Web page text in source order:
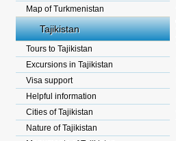
Map of Turkmenistan
Tajikistan
Tours to Tajikistan
Excursions in Tajikistan
Visa support
Helpful information
Cities of Tajikistan
Nature of Tajikistan